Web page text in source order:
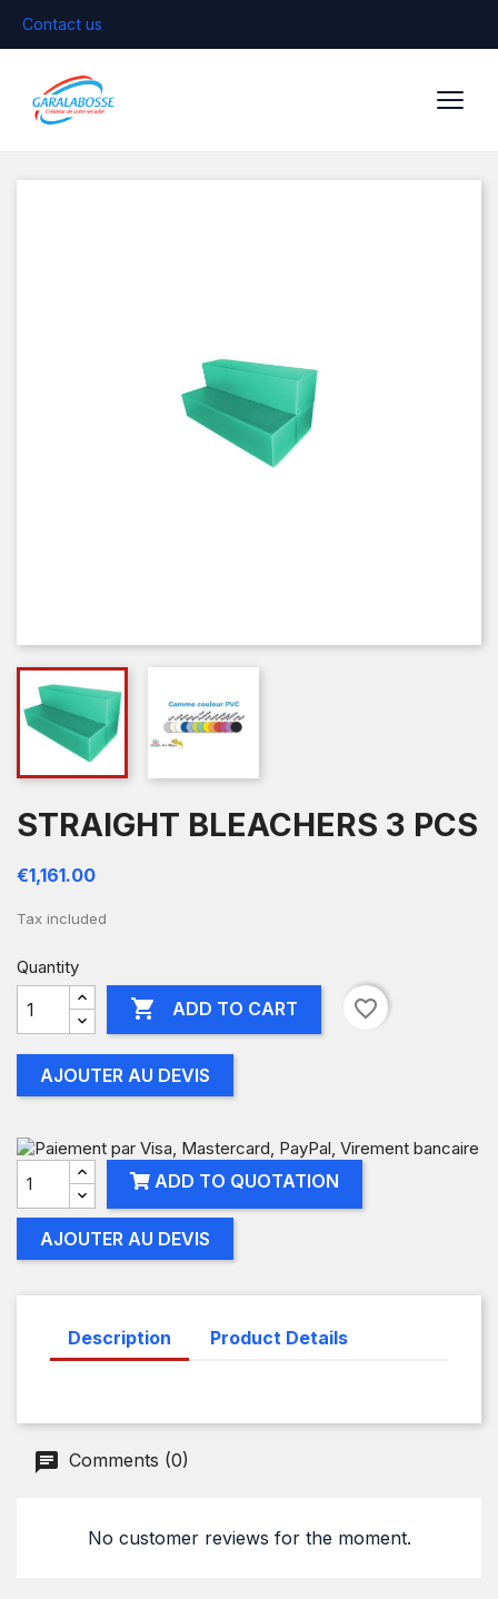
Contact us
STRAIGHT BLEACHERS 3 PCS
€1,161.00
Tax included
Quantity
 ADD TO CART favorite_border
AJOUTER AU DEVIS
ADD TO QUOTATION
AJOUTER AU DEVIS
Description Product Details
Comments (0)
No customer reviews for the moment.